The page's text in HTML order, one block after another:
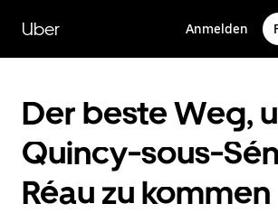
zum
Hauptinhalt
Uber Anmelden
Der beste Weg,
Quincy-sous-
Réau zu kommen